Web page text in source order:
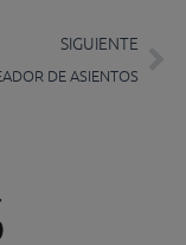
SIGUIENTE
DE ASIENTOS